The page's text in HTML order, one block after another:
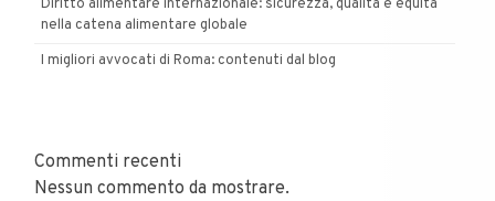
Diritto alimentare internazionale: sicurezza, qualità e equità
nella catena alimentare globale
I migliori avvocati di Roma: contenuti dal blog
Commenti recenti
Nessun commento da mostrare.